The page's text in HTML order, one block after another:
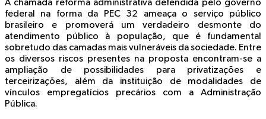
A chamada reforma administrativa defendida pelo governo
federal na forma da PEC 32 ameaça o serviço público
brasileiro e promoverá um verdadeiro desmonte do
atendimento público à população, que é fundamental
sobretudo das camadas mais vulneráveis da sociedade. Entre
os diversos riscos presentes na proposta encontram-se a
ampliação de possibilidades para privatizações e
terceirizações, além da instituição de modalidades de
vínculos empregatícios precários com a Administração
Pública.